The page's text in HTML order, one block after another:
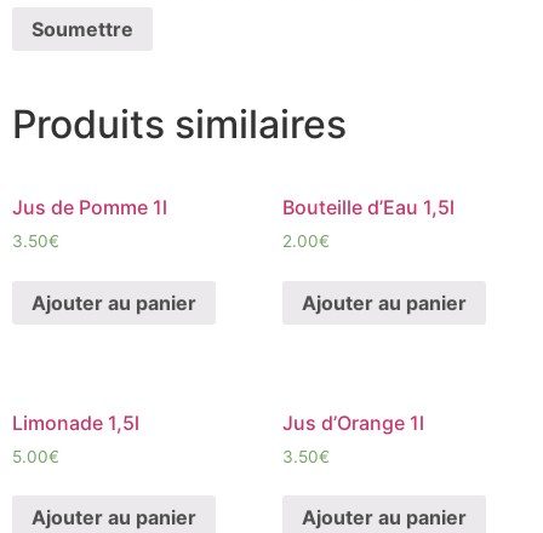
Produits similaires
Jus de Pomme 1l
3.50€
Ajouter au panier
Bouteille d’Eau 1,5l
2.00€
Ajouter au panier
Limonade 1,5l
5.00€
Ajouter au panier
Jus d’Orange 1l
3.50€
Ajouter au panier